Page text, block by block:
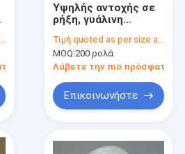
τιμή
Υψηλής αντοχής σε
ρήξη, γυάλινη
μονωτική ταινία 0,13
χιλιοστά πάχους και
ανθεκτική
Τιμή:quoted as per size and quantity
MOQ:200 ρολά
Λάβετε την πιο πρόσφατη
Επικοινωνήστε